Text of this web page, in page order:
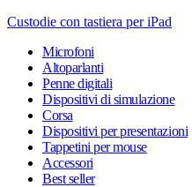
Custodie con tastiera per iPad
Microfoni
Altoparlanti
Penne digitali
Dispositivi di simulazione
Corsa
Dispositivi per presentazioni
Tappetini per mouse
Accessori
Best seller